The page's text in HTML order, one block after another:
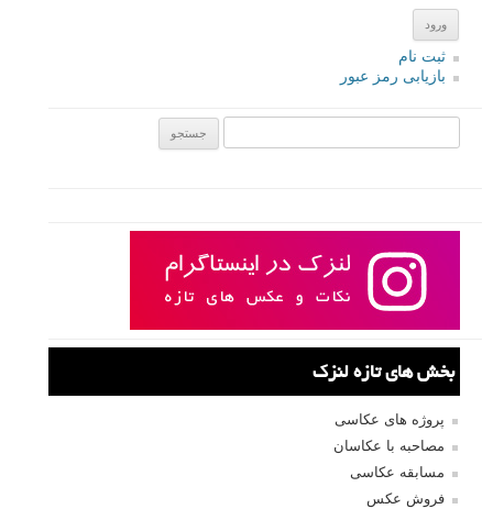
ثبت نام
بازیابی رمز عبور
بخش های تازه لنزک
پروژه های عکاسی
مصاحبه با عکاسان
مسابقه عکاسی
فروش عکس